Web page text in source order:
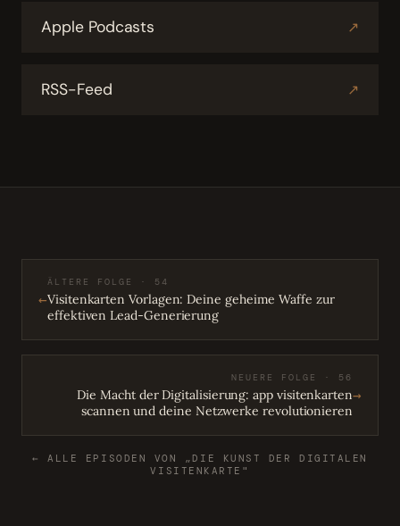
Apple Podcasts ↗
RSS-Feed ↗
←
ÄLTERE FOLGE · 54
Visitenkarten Vorlagen: Deine geheime Waffe zur
effektiven Lead-Generierung
NEUERE FOLGE · 56
Die Macht der Digitalisierung: app visitenkarten
scannen und deine Netzwerke revolutionieren
→
← ALLE EPISODEN VON „DIE KUNST DER DIGITALEN
VISITENKARTE"